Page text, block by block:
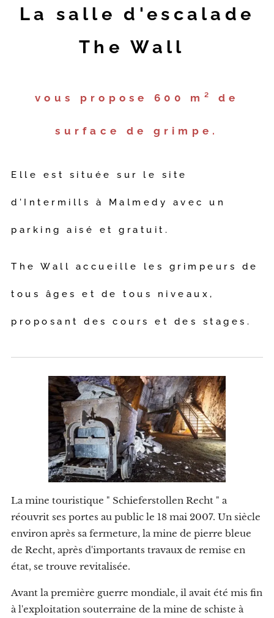
La salle d'escalade
The Wall
vous propose 600 m² de
surface de grimpe.
Elle est située sur le site
d'Intermills à Malmedy avec un
parking aisé et gratuit.
The Wall accueille les grimpeurs de
tous âges et de tous niveaux,
proposant des cours et des stages.
La mine touristique " Schieferstollen Recht " a
réouvrit ses portes au public le 18 mai 2007. Un siècle
environ après sa fermeture, la mine de pierre bleue
de Recht, après d'importants travaux de remise en
état, se trouve revitalisée.
Avant la première guerre mondiale, il avait été mis fin
à l'exploitation souterraine de la mine de schiste à